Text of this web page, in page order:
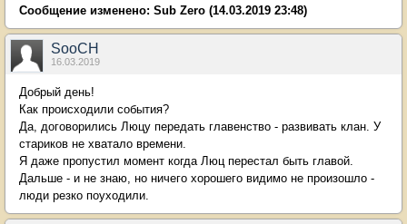
Сообщение изменено: Sub Zero (14.03.2019 23:48)
SooCH
16.03.2019
Добрый день!
Как происходили события?
Да, договорились Люцу передать главенство - развивать клан. У
стариков не хватало времени.
Я даже пропустил момент когда Люц перестал быть главой.
Дальше - и не знаю, но ничего хорошего видимо не произошло -
люди резко поуходили.